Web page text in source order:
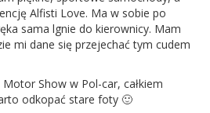
Alfisti Love. Ma w sobie po
sama lgnie do kierownicy. Mam
mi dane się przejechać tym cudem
Motor Show w Pol-car, całkiem
odkopać stare foty 🙂